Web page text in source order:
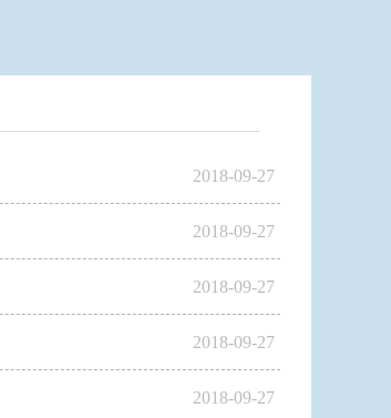
2018-09-27
2018-09-27
2018-09-27
2018-09-27
2018-09-27